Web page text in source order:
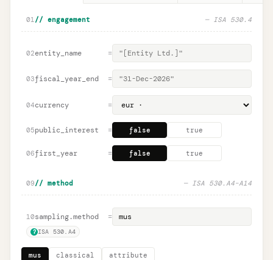
01// engagement — ISA 530.4
02entity_name =
03fiscal_year_end =
04currency =
05public_interest = false true
06first_year = false true
09// method — ISA 530.A4–A14
10sampling.method =
? ISA 530.A4
mus classical attribute